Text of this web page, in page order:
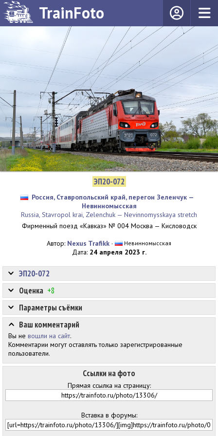
TrainFoto
ЭП20-072
Россия, Ставропольский край, перегон Зеленчук —
Невинномысская
Russia, Stavropol krai, Zelenchuk — Nevinnomysskaya stretch
Фирменный поезд «Кавказ» № 004 Москва — Кисловодск
Автор: Nexus Trafikk · Невинномысская
Дата: 24 апреля 2023 г.
Оценка +8
Ссылки на фото
Прямая ссылка на страницу:
Вставка в форумы:
ЭП20-072
Параметры съёмки
Ваш комментарий
Вы не вошли на сайт.
Комментарии могут оставлять только зарегистрированные
пользователи.